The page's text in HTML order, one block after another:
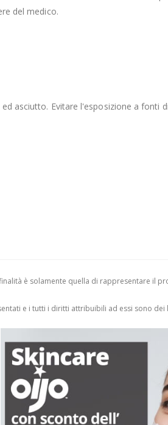
del medico.
asciutto. Evitare l'esposizione a
è solamente quella di rappresentare il
e i tutti i diritti attribuibili ad essi sono